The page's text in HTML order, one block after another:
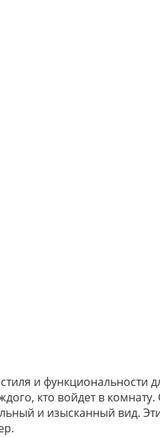
и функциональности
кто войдет в
и изысканный вид.